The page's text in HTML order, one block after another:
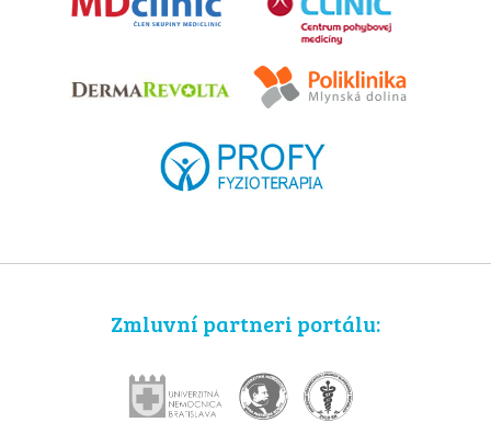
Zmluvní partneri portálu: